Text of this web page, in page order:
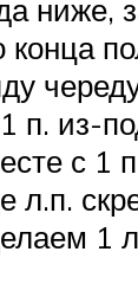
ниже,
п. из-
с 1
л.п.
1